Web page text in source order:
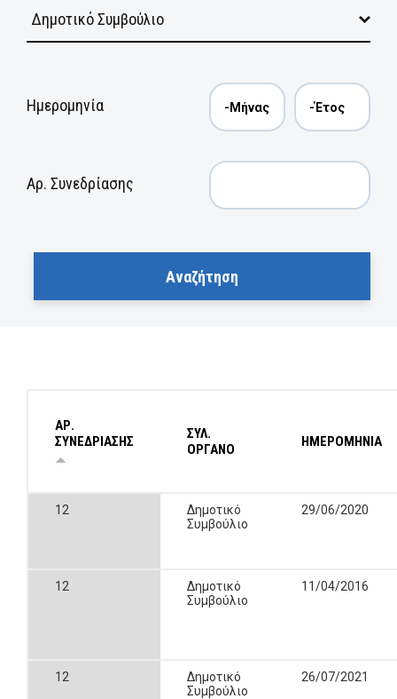
Ημερομηνία
Αρ. Συνεδρίασης
ΑΡ.
ΣΥΝΕΔΡΙΑΣΗΣ
ΣΥΛ.
ΟΡΓΑΝΟ
ΗΜΕΡΟΜΗΝΙΑ
12
Δημοτικό
Συμβούλιο
29/06/2020
12
Δημοτικό
Συμβούλιο
11/04/2016
12
Δημοτικό
Συμβούλιο
26/07/2021